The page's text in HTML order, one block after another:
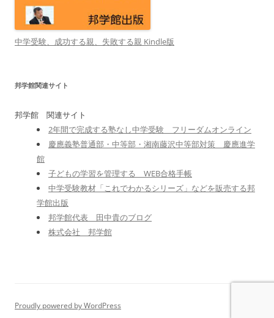
中学受験、成功する親、失敗する親 Kindle版
邦学館関連サイト
邦学館 関連サイト
2年間で完成する塾なし中学受験 フリーダムオンライン
慶應義塾普通部・中等部・湘南藤沢中等部対策 慶應進学
館
子どもの学習を管理する WEB合格手帳
中学受験教材「これでわかるシリーズ」などを販売する邦
学館出版
邦学館代表 田中貴のブログ
株式会社 邦学館
Proudly powered by WordPress